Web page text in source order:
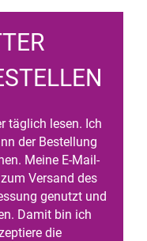
täglich lesen. Ich
der Bestellung
Meine E-Mail-
Versand des
genutzt und
Damit bin ich
die